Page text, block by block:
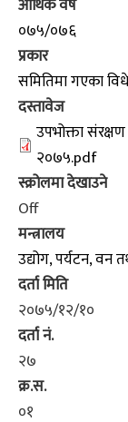
आर्थिक वर्ष
०७५/०७६
प्रकार
समितिमा गएका
दस्तावेज
उपभोक्ता
२०७५.pdf
स्क्रोलमा देखाउने
Off
मन्त्रालय
उद्योग, पर्यटन, वन
दर्ता मिति
२०७५/१२/१०
दर्ता नं.
२७
क्र.स.
०१